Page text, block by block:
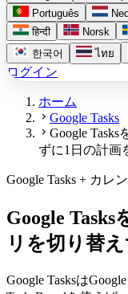
Português
हिन्दी
Norsk
한국어
ไทย
ログイン
ホーム
chevron_right Google Tasks
chevron_right Google
ずに1日の計画
Google Tasks + カレ
Google
リを切り替
Google Tasksは